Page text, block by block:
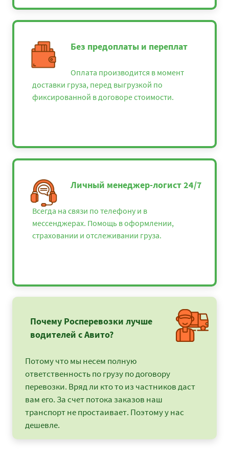
Без предоплаты и переплат
Оплата производится в момент
доставки груза, перед выгрузкой по
фиксированной в договоре стоимости.
Личный менеджер-логист 24/7
Всегда на связи по телефону и в
мессенджерах. Помощь в оформлении,
страховании и отслеживании груза.
Почему Росперевозки лучше
водителей с Авито?
Потому что мы несем полную
ответственность по грузу по договору
перевозки. Вряд ли кто то из частников даст
вам его. За счет потока заказов наш
транспорт не простаивает. Поэтому у нас
дешевле.